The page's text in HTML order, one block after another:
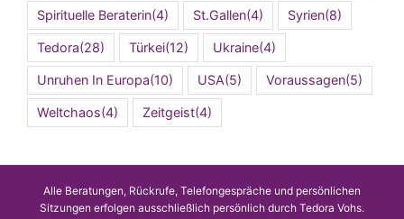
Spirituelle Beraterin(4) St.Gallen(4) Syrien(8)
Tedora(28) Türkei(12) Ukraine(4)
Unruhen In Europa(10) USA(5) Voraussagen(5)
Weltchaos(4) Zeitgeist(4)
Alle Beratungen, Rückrufe, Telefongespräche und persönlichen
Sitzungen erfolgen ausschließlich persönlich durch Tedora Vohs.